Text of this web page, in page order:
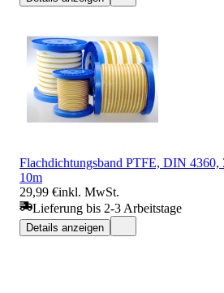
Flachdichtungsband PTFE, DIN 4360,
10m
29,99 €inkl. MwSt.
Lieferung bis 2-3 Arbeitstage
Details anzeigen